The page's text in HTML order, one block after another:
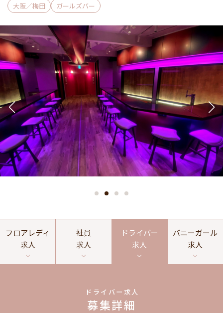
大阪／梅田 ガールズバー
フロアレディ
求人
社員
求人
ドライバー
求人
バニーガール
求人
ドライバー求人
募集詳細